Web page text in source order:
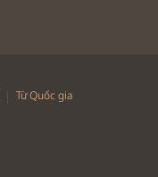
| Từ Quốc gia